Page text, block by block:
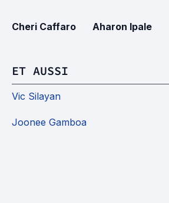
Cheri Caffaro Aharon Ipale
ET AUSSI
Vic Silayan
Joonee Gamboa